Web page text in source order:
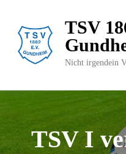
TSV
Nicht irgendein
TSV I